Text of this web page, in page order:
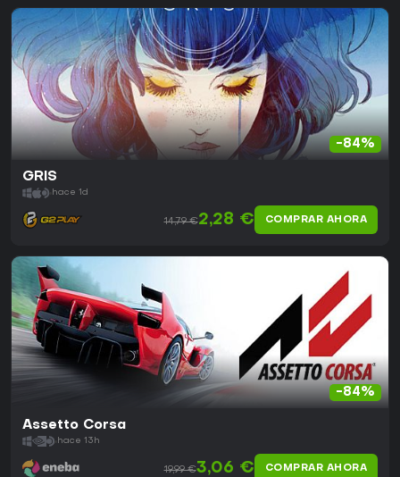
-84%
GRIS
hace 1d
14,79 €2,28 € COMPRAR AHORA
-84%
Assetto Corsa
hace 13h
19,99 €3,06 € COMPRAR AHORA